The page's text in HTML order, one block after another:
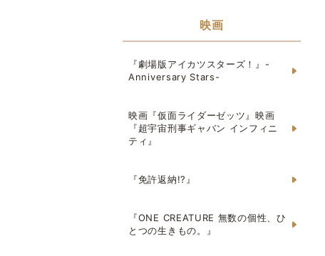
映画
『劇場版アイカツスターズ！』-
Anniversary Stars-
映画『仮面ライダーゼッツ』映画
『超宇宙刑事ギャバン インフィニ
ティ』
『免許返納!?』
『ONE CREATURE 無数の個性、ひ
とつの生きもの。』